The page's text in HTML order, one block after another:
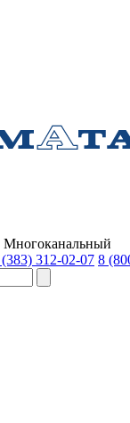
Многоканальный
312-02-07 8